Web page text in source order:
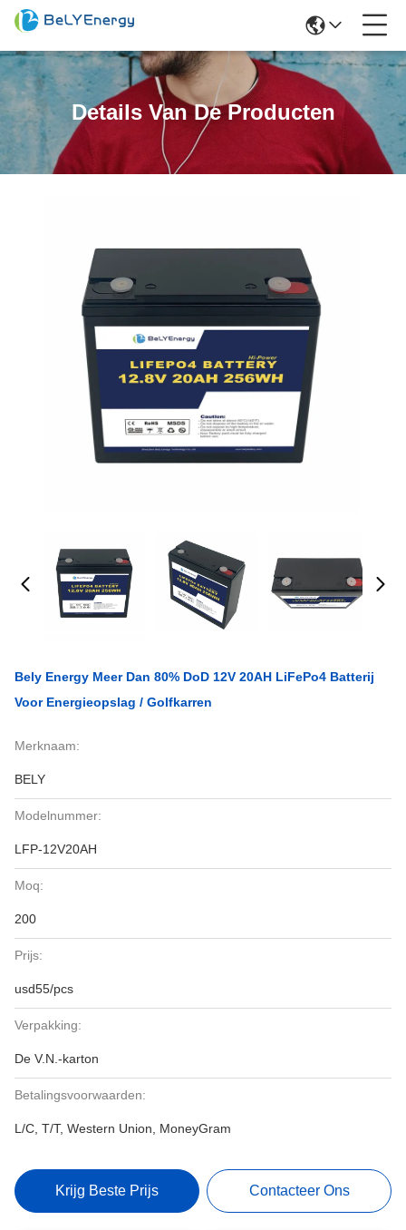
Details Van De Producten
Bely Energy Meer Dan 80% DoD 12V 20AH LiFePo4 Batterij
Voor Energieopslag / Golfkarren
Merknaam:
BELY
Modelnummer:
LFP-12V20AH
Moq:
200
Prijs:
usd55/pcs
Verpakking:
De V.N.-karton
Betalingsvoorwaarden:
L/C, T/T, Western Union, MoneyGram
Krijg Beste Prijs Contacteer Ons